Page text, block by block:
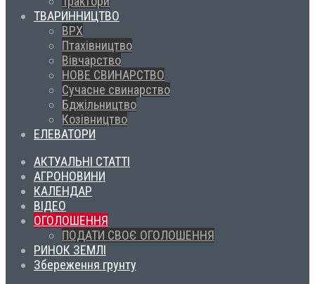
ТВАРИННИЦТВО
ВРХ
Птахівництво
Вівчарство
НОВЕ СВИНАРСТВО
Сучасне свинарство
Бджільництво
Козівництво
ЕЛЕВАТОРИ
АКТУАЛЬНІ СТАТТІ
АГРОНОВИНИ
КАЛЕНДАР
ВІДЕО
ОГОЛОШЕННЯ
ПОДАТИ СВОЄ ОГОЛОШЕННЯ
РИНОК ЗЕМЛІ
Збереження грунту